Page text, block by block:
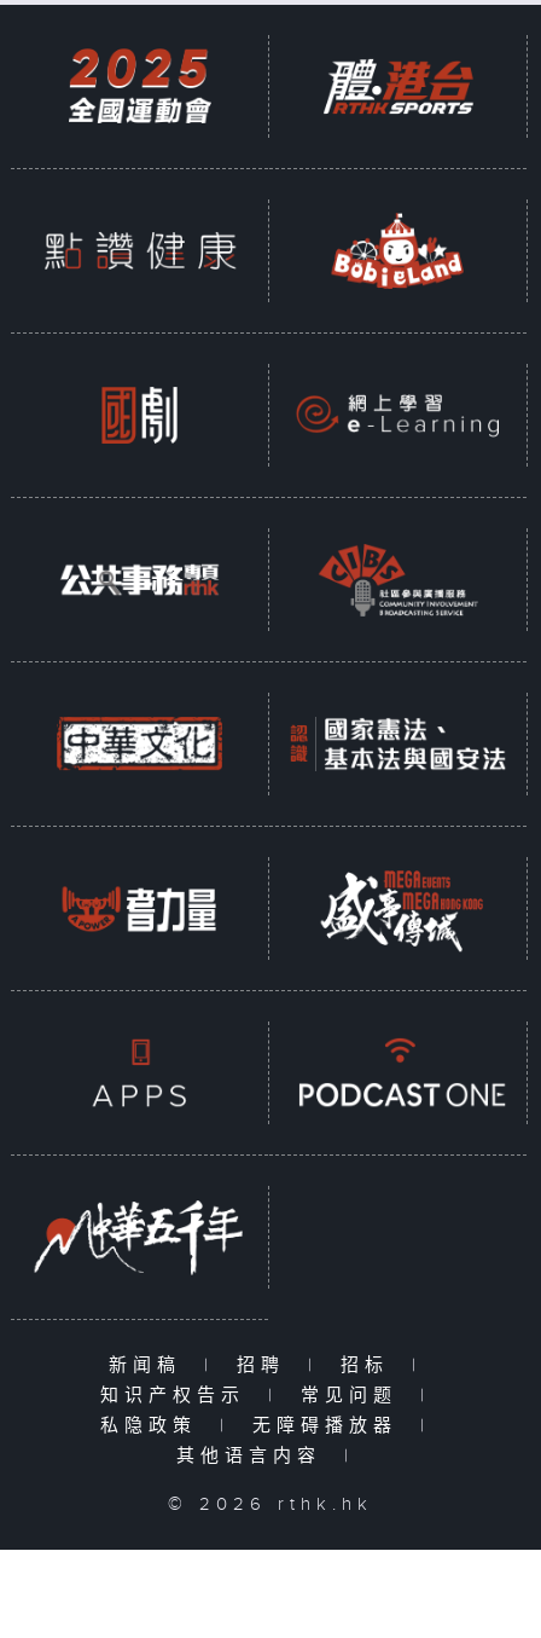
新闻稿 | 招聘 | 招标
|
知识产权告示
| 常见问题
|
私隐政策
| 无障碍播放器
|
其他语言内容
|
© 2026 rthk.hk